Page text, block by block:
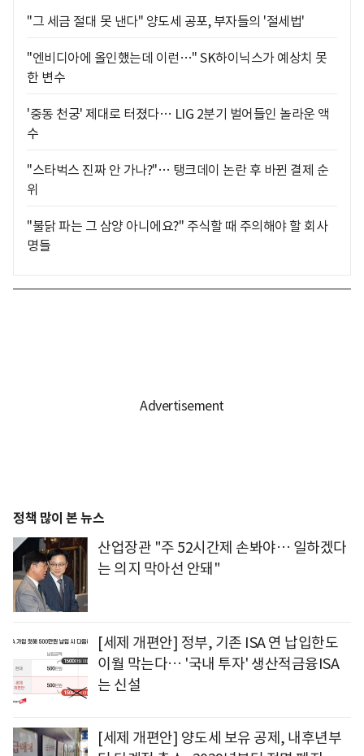
"그 세금 절대 못 낸다" 양도세 공포, 부자들의 '절세법'
"엔비디아에 올인했는데 이런…" SK하이닉스가 예상치 못
한 변수
'중동 천궁' 제대로 터졌다… LIG 2분기 벌어들인 놀라운 액
수
"스타벅스 진짜 안 가나?"… 탱크데이 논란 후 바뀐 결제 순
위
"불닭 파는 그 삼양 아니에요?" 주식할 때 주의해야 할 회사
명들
정책 많이 본 뉴스
산업장관 "주 52시간제 손봐야… 일하겠다
는 의지 막아선 안돼"
[세제 개편안] 정부, 기존 ISA 연 납입한도
이월 막는다… '국내 투자' 생산적금융ISA
는 신설
[세제 개편안] 양도세 보유 공제, 내후년부